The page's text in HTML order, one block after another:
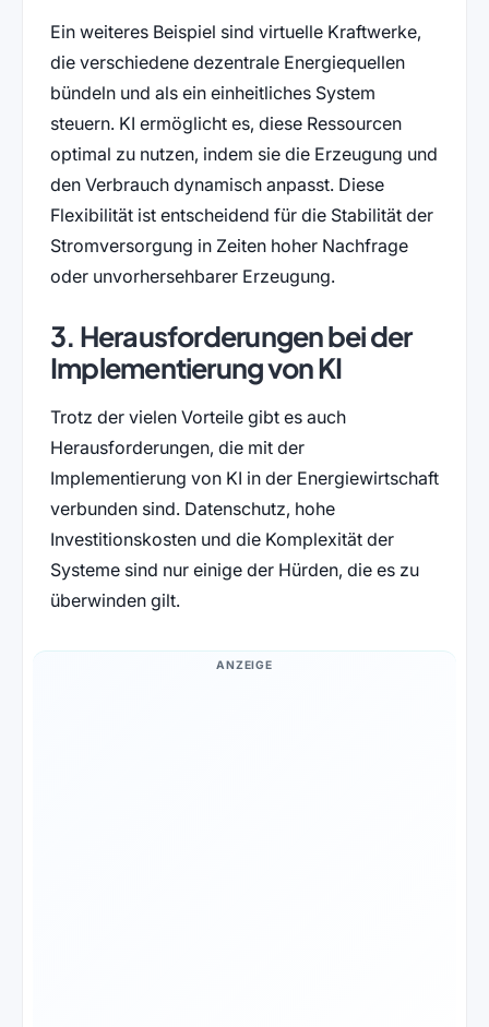
Ein weiteres Beispiel sind virtuelle Kraftwerke,
die verschiedene dezentrale Energiequellen
bündeln und als ein einheitliches System
steuern. KI ermöglicht es, diese Ressourcen
optimal zu nutzen, indem sie die Erzeugung und
den Verbrauch dynamisch anpasst. Diese
Flexibilität ist entscheidend für die Stabilität der
Stromversorgung in Zeiten hoher Nachfrage
oder unvorhersehbarer Erzeugung.
3. Herausforderungen bei der
Implementierung von KI
Trotz der vielen Vorteile gibt es auch
Herausforderungen, die mit der
Implementierung von KI in der Energiewirtschaft
verbunden sind. Datenschutz, hohe
Investitionskosten und die Komplexität der
Systeme sind nur einige der Hürden, die es zu
überwinden gilt.
ANZEIGE